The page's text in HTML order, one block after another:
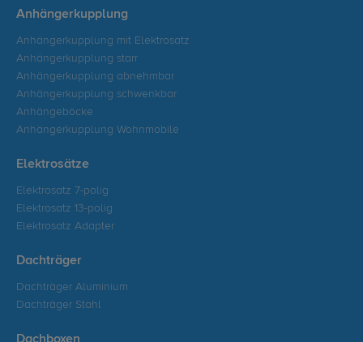
Anhängerkupplung
Anhängerkupplung mit Elektrosatz
Anhängerkupplung starr
Anhängerkupplung abnehmbar
Anhängerkupplung schwenkbar
Anhängeböcke
Anhängerkupplung Wohnmobile
Elektrosätze
Elektrosatz 7-polig
Elektrosatz 13-polig
Elektrosatz Adapter
Dachträger
Dachträger Aluminium
Dachträger Stahl
Dachboxen